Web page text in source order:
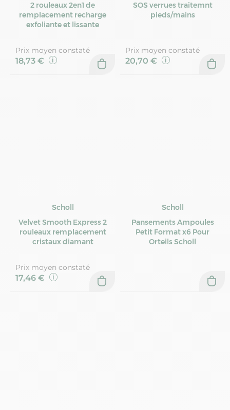
2 rouleaux 2en1 de
remplacement recharge
exfoliante et lissante
Prix moyen constaté
18,73 €
SOS verrues traitemnt
pieds/mains
Prix moyen constaté
20,70 €
Scholl
Velvet Smooth Express 2
rouleaux remplacement
cristaux diamant
Prix moyen constaté
17,46 €
Scholl
Pansements Ampoules
Petit Format x6 Pour
Orteils Scholl